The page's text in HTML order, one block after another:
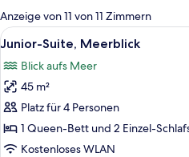
für
Zimmer
Anzeige von 11 von 11 Zimmern
Alle
Fotos
für
Junior-
Suite,
Meerblick
anzeigen
11
Junior-Suite, Meerblick
Blick aufs Meer
45 m²
Platz für 4 Personen
1 Queen-Bett und 2 Einzel-
Kostenloses WLAN